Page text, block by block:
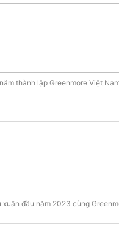
thành lập Greenmore Việt
xuân đầu năm 2023 cùng